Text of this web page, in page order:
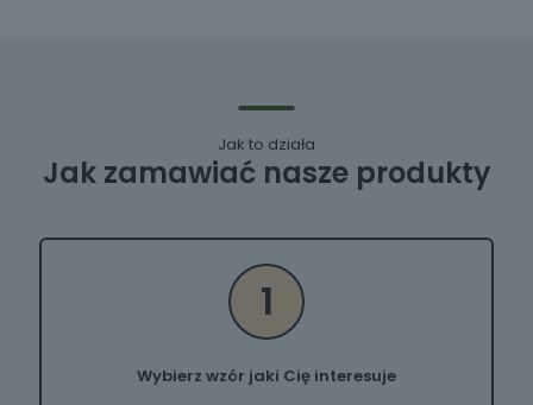
Jak zamawiać nasze produkty
Jak to działa
1
Wybierz wzór jaki Cię interesuje